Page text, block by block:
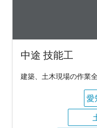
中途 技能工
建築、土木現場の作業
愛